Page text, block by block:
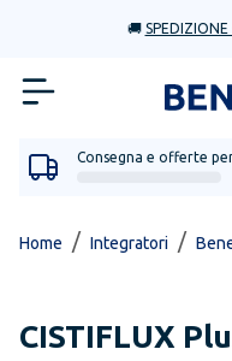
🚚
Consegna e offerte
Home / Integratori /
CISTIFLUX